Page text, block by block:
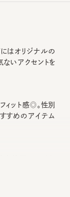
はオリジナルの
ないアクセントを
ィット感◎。性別
すめのアイテム
リ。